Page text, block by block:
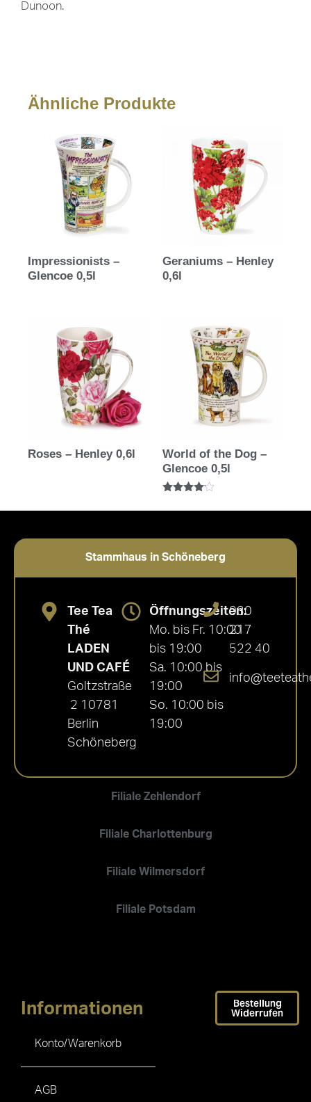
Dunoon.
Ähnliche Produkte
Impressionists –
Glencoe 0,5l
Geraniums – Henley
0,6l
Roses – Henley 0,6l
World of the Dog –
Glencoe 0,5l
mit
Stammhaus in Schöneberg
Filiale Zehlendorf
Filiale Charlottenburg
Filiale Wilmersdorf
Filiale Potsdam
Tee Tea
Thé
LADEN
UND CAFÉ
Goltzstraße
2 10781
Berlin
Schöneberg
Öffnungszeiten:
Mo. bis Fr. 10:00
bis 19:00
Sa. 10:00 bis
19:00
So. 10:00 bis
19:00
030
217
522 40
Informationen
Konto/Warenkorb
AGB
Bestellung
Widerrufen